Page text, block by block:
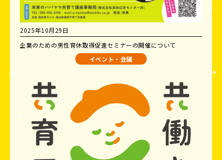
2025年10月29日
企業のための男性育休取得促進セミナーの開催について
イベント・会議